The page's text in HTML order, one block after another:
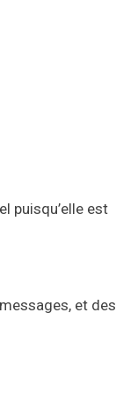
puisqu’elle est
et des